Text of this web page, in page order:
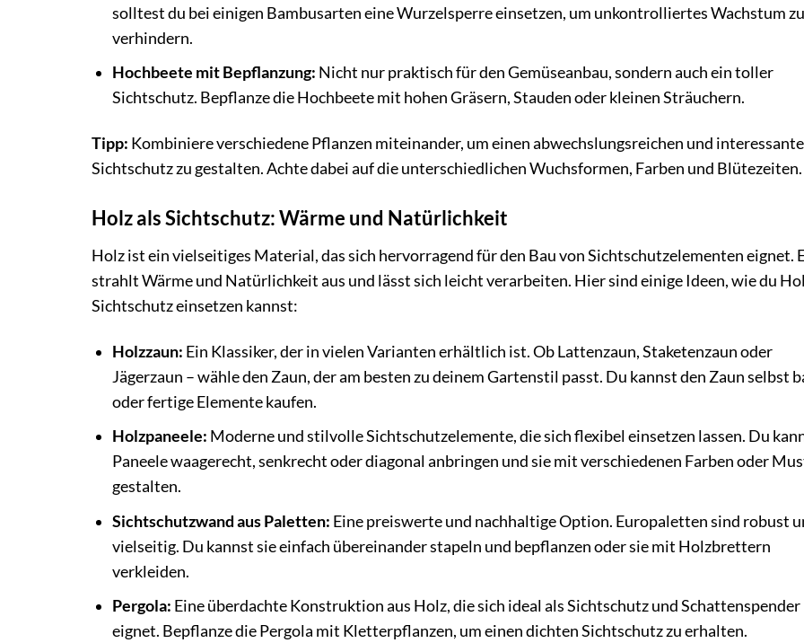
solltest du bei einigen Bambusarten eine Wurzelsperre einsetzen, um unkontrolliertes Wachstum zu
verhindern.
Hochbeete mit Bepflanzung: Nicht nur praktisch für den Gemüseanbau, sondern auch ein toller
Sichtschutz. Bepflanze die Hochbeete mit hohen Gräsern, Stauden oder kleinen Sträuchern.
Tipp: Kombiniere verschiedene Pflanzen miteinander, um einen abwechslungsreichen und
Sichtschutz zu gestalten. Achte dabei auf die unterschiedlichen Wuchsformen, Farben und Blütezeiten.
Holz als Sichtschutz: Wärme und Natürlichkeit
Holz ist ein vielseitiges Material, das sich hervorragend für den Bau von Sichtschutzelementen eignet.
strahlt Wärme und Natürlichkeit aus und lässt sich leicht verarbeiten. Hier sind einige Ideen, wie du
Sichtschutz einsetzen kannst:
Holzzaun: Ein Klassiker, der in vielen Varianten erhältlich ist. Ob Lattenzaun, Staketenzaun oder
Jägerzaun – wähle den Zaun, der am besten zu deinem Gartenstil passt. Du kannst den Zaun selbst
oder fertige Elemente kaufen.
Holzpaneele: Moderne und stilvolle Sichtschutzelemente, die sich flexibel einsetzen lassen. Du
Paneele waagerecht, senkrecht oder diagonal anbringen und sie mit verschiedenen Farben oder
gestalten.
Sichtschutzwand aus Paletten: Eine preiswerte und nachhaltige Option. Europaletten sind robust
vielseitig. Du kannst sie einfach übereinander stapeln und bepflanzen oder sie mit Holzbrettern
verkleiden.
Pergola: Eine überdachte Konstruktion aus Holz, die sich ideal als Sichtschutz und Schattenspender
eignet. Bepflanze die Pergola mit Kletterpflanzen, um einen dichten Sichtschutz zu erhalten.